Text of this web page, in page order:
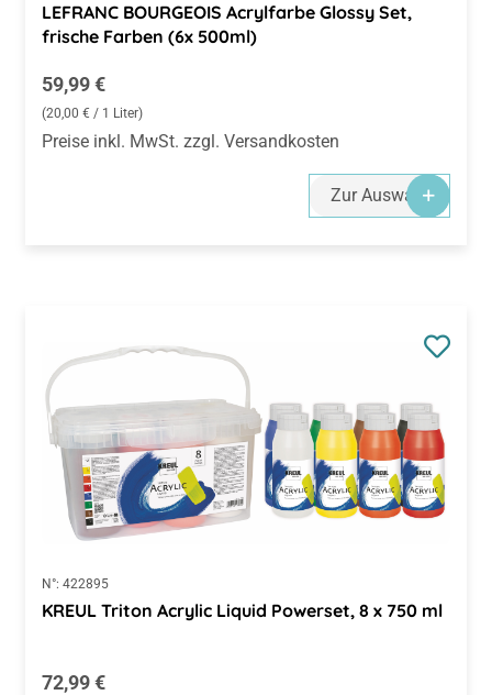
LEFRANC BOURGEOIS Acrylfarbe Glossy Set,
frische Farben (6x 500ml)
Regulärer Preis:
59,99 €
(20,00 € / 1 Liter)
Preise inkl. MwSt. zzgl. Versandkosten
Zur Auswahl
N°: 422895
KREUL Triton Acrylic Liquid Powerset, 8 x 750 ml
Regulärer Preis:
72,99 €